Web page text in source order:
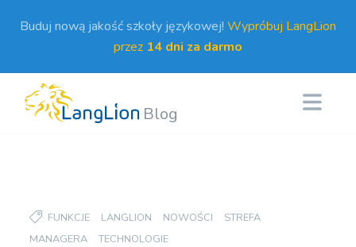
Buduj nową jakość szkoły językowej! Wypróbuj LangLion
przez 14 dni za darmo
Blog
FUNKCJE LANGLION NOWOŚCI
STREFA
MANAGERA
TECHNOLOGIE